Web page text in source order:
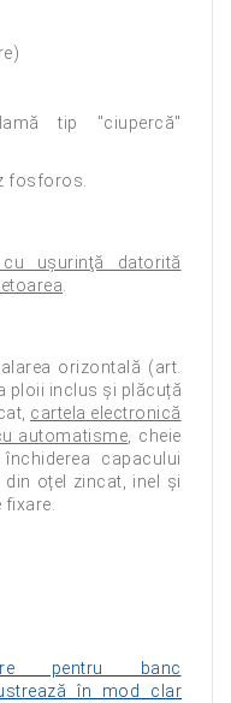
tip "ciupercă"
fosforos.
uşurinţă datorită
orizontală (art.
ploii inclus și plăcuță
cartela electronică
automatisme , cheie
capacului
oțel zincat, inel și
pentru banc
în mod clar